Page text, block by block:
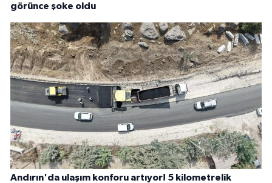
görünce şoke oldu
Andırın'da ulaşım konforu artıyor! 5 kilometrelik